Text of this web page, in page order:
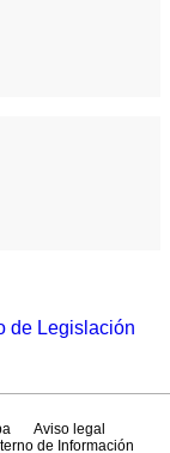
de Legislación
Aviso legal
de Información